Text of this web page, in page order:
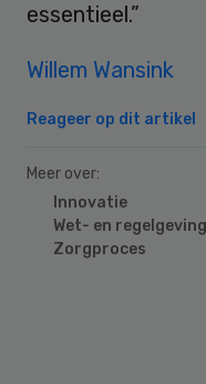
essentieel.”
Willem Wansink
Reageer op dit artikel
Meer over:
Innovatie
Wet- en regelgeving
Zorgproces